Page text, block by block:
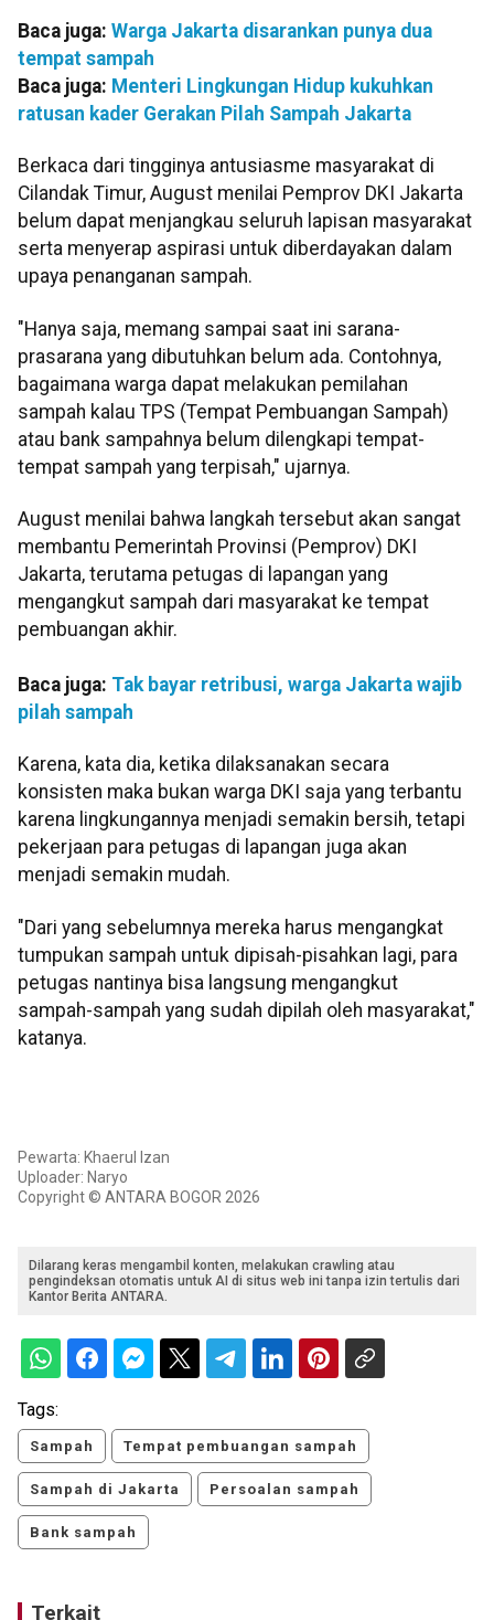
Baca juga: Warga Jakarta disarankan punya dua
tempat sampah
Baca juga: Menteri Lingkungan Hidup kukuhkan
ratusan kader Gerakan Pilah Sampah Jakarta
Berkaca dari tingginya antusiasme masyarakat di
Cilandak Timur, August menilai Pemprov DKI Jakarta
belum dapat menjangkau seluruh lapisan masyarakat
serta menyerap aspirasi untuk diberdayakan dalam
upaya penanganan sampah.
"Hanya saja, memang sampai saat ini sarana-
prasarana yang dibutuhkan belum ada. Contohnya,
bagaimana warga dapat melakukan pemilahan
sampah kalau TPS (Tempat Pembuangan Sampah)
atau bank sampahnya belum dilengkapi tempat-
tempat sampah yang terpisah," ujarnya.
August menilai bahwa langkah tersebut akan sangat
membantu Pemerintah Provinsi (Pemprov) DKI
Jakarta, terutama petugas di lapangan yang
mengangkut sampah dari masyarakat ke tempat
pembuangan akhir.
Baca juga: Tak bayar retribusi, warga Jakarta wajib
pilah sampah
Karena, kata dia, ketika dilaksanakan secara
konsisten maka bukan warga DKI saja yang terbantu
karena lingkungannya menjadi semakin bersih, tetapi
pekerjaan para petugas di lapangan juga akan
menjadi semakin mudah.
"Dari yang sebelumnya mereka harus mengangkat
tumpukan sampah untuk dipisah-pisahkan lagi, para
petugas nantinya bisa langsung mengangkut
sampah-sampah yang sudah dipilah oleh masyarakat,"
katanya.
Pewarta: Khaerul Izan
Uploader: Naryo
Copyright © ANTARA BOGOR 2026
Dilarang keras mengambil konten, melakukan crawling atau
pengindeksan otomatis untuk AI di situs web ini tanpa izin tertulis dari
Kantor Berita ANTARA.
Tags:
Sampah Tempat pembuangan sampah
Sampah di Jakarta Persoalan sampah
Bank sampah
Terkait